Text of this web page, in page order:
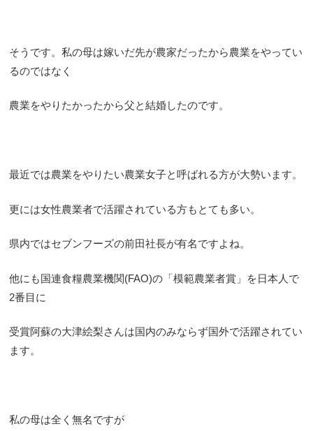
そうです。私の母は嫁いだ先が農家だったから農業をやってい
るのではなく
農業をやりたかったから父と結婚したのです。
最近では農業をやりたい農業女子と呼ばれる方が大勢います。
更には女性農業者で活躍されている方もとても多い。
県内ではセブンフーズの前田社長が有名ですよね。
他にも国連食糧農業機関(FAO)の「模範農業者賞」を日本人で
2番目に
受賞阿蘇の大津絵梨さんは国内のみならず国外で活躍されてい
ます。
私の母は全く無名ですが